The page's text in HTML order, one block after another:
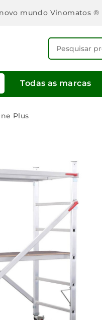
mundo Vinomatos ®
Todas as marcas
Plus